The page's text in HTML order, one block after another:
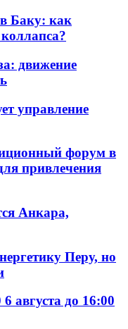
Баку: как
движение
управление
форум в
привлечения
Анкара,
Перу, но
августа до 16:00